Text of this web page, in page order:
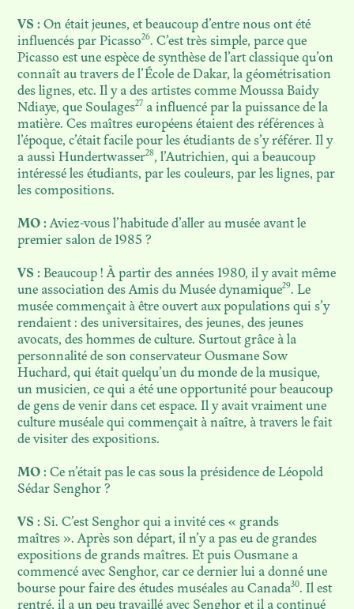
VS : On était jeunes, et beaucoup d’entre nous ont été
influencés par Picasso26. C’est très simple, parce que
Picasso est une espèce de synthèse de l’art classique qu’on
connaît au travers de l’École de Dakar, la géométrisation
des lignes, etc. Il y a des artistes comme Moussa Baidy
Ndiaye, que Soulages27 a influencé par la puissance de la
matière. Ces maîtres européens étaient des références à
l’époque, c’était facile pour les étudiants de s’y référer. Il y
a aussi Hundertwasser28 , l’Autrichien, qui a beaucoup
intéressé les étudiants, par les couleurs, par les lignes, par
les compositions.
MO : Aviez-vous l’habitude d’aller au musée avant le
premier salon de 1985 ?
VS : Beaucoup ! À partir des années 1980, il y avait même
une association des Amis du Musée dynamique29. Le
musée commençait à être ouvert aux populations qui s’y
rendaient : des universitaires, des jeunes, des jeunes
avocats, des hommes de culture. Surtout grâce à la
personnalité de son conservateur Ousmane Sow
Huchard, qui était quelqu’un du monde de la musique,
un musicien, ce qui a été une opportunité pour beaucoup
de gens de venir dans cet espace. Il y avait vraiment une
culture muséale qui commençait à naître, à travers le fait
de visiter des expositions.
MO : Ce n’était pas le cas sous la présidence de Léopold
Sédar Senghor ?
VS : Si. C’est Senghor qui a invité ces « grands
maîtres ». Après son départ, il n’y a pas eu de grandes
expositions de grands maîtres. Et puis Ousmane a
commencé avec Senghor, car ce dernier lui a donné une
bourse pour faire des études muséales au Canada30. Il est
rentré, il a un peu travaillé avec Senghor et il a continué